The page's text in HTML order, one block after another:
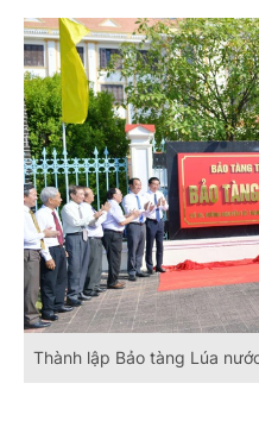
Thành lập Bảo tàng Lúa